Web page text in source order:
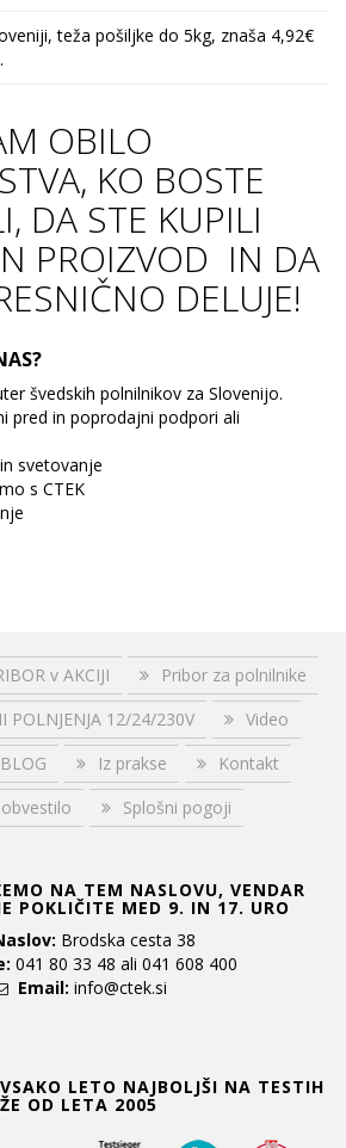
teža pošiljke do 5kg, znaša 4,92€
OBILO
KO BOSTE
DA STE KUPILI
PROIZVOD IN DA
DELUJE!
švedskih polnilnikov za Slovenijo.
pred in poprodajni podpori ali
svetovanje
s CTEK
v AKCIJI
Pribor za polnilnike
POLNJENJA 12/24/230V
Video
Iz prakse
Kontakt
Splošni pogoji
NA TEM NASLOVU, VENDAR
POKLIČITE MED 9. IN 17. URO
Brodska cesta 38
041 80 33 48 ali 041 608 400
Email: info@ctek.si
LETO NAJBOLJŠI NA TESTIH
ŽE OD LETA 2005